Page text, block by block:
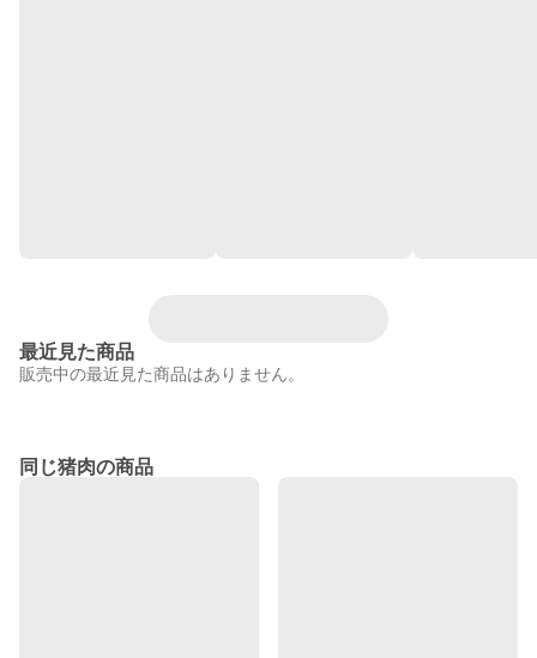
最近見た商品
販売中の最近見た商品はありません。
同じ猪肉の商品